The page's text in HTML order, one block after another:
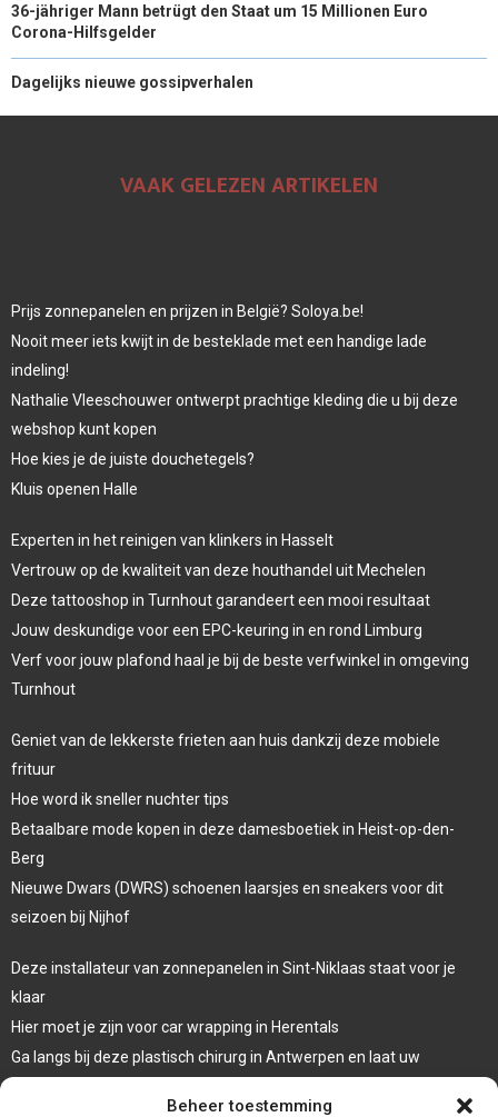
Beheer toestemming
36-jähriger Mann betrügt den Staat um 15 Millionen Euro
Corona-Hilfsgelder
Dagelijks nieuwe gossipverhalen
VAAK GELEZEN ARTIKELEN
Prijs zonnepanelen en prijzen in België? Soloya.be!
Nooit meer iets kwijt in de besteklade met een handige lade
indeling!
Nathalie Vleeschouwer ontwerpt prachtige kleding die u bij deze
webshop kunt kopen
Hoe kies je de juiste douchetegels?
Kluis openen Halle
Experten in het reinigen van klinkers in Hasselt
Vertrouw op de kwaliteit van deze houthandel uit Mechelen
Deze tattooshop in Turnhout garandeert een mooi resultaat
Jouw deskundige voor een EPC-keuring in en rond Limburg
Verf voor jouw plafond haal je bij de beste verfwinkel in omgeving
Turnhout
Geniet van de lekkerste frieten aan huis dankzij deze mobiele
frituur
Hoe word ik sneller nuchter tips
Betaalbare mode kopen in deze damesboetiek in Heist-op-den-
Berg
Nieuwe Dwars (DWRS) schoenen laarsjes en sneakers voor dit
seizoen bij Nijhof
Deze installateur van zonnepanelen in Sint-Niklaas staat voor je
klaar
Hier moet je zijn voor car wrapping in Herentals
Ga langs bij deze plastisch chirurg in Antwerpen en laat uw